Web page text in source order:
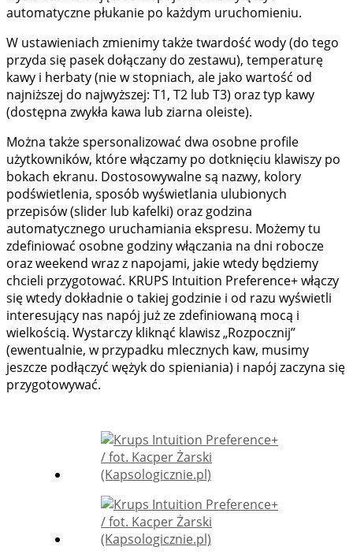
automatyczne płukanie po każdym uruchomieniu.
W ustawieniach zmienimy także twardość wody (do tego
przyda się pasek dołączany do zestawu), temperaturę
kawy i herbaty (nie w stopniach, ale jako wartość od
najniższej do najwyższej: T1, T2 lub T3) oraz typ kawy
(dostępna zwykła kawa lub ziarna oleiste).
Można także spersonalizować dwa osobne profile
użytkowników, które włączamy po dotknięciu klawiszy po
bokach ekranu. Dostosowywalne są nazwy, kolory
podświetlenia, sposób wyświetlania ulubionych
przepisów (slider lub kafelki) oraz godzina
automatycznego uruchamiania ekspresu. Możemy tu
zdefiniować osobne godziny włączania na dni robocze
oraz weekend wraz z napojami, jakie wtedy będziemy
chcieli przygotować. KRUPS Intuition Preference+ włączy
się wtedy dokładnie o takiej godzinie i od razu wyświetli
interesujący nas napój już ze zdefiniowaną mocą i
wielkością. Wystarczy kliknąć klawisz „Rozpocznij”
(ewentualnie, w przypadku mlecznych kaw, musimy
jeszcze podłączyć wężyk do spieniania) i napój zaczyna się
przygotowywać.